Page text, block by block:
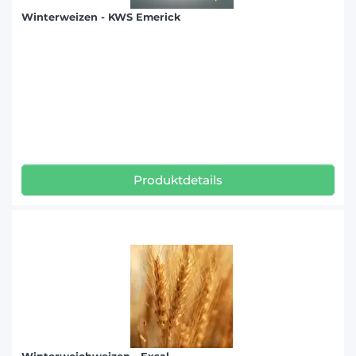
Winterweizen - KWS Emerick
Produktdetails